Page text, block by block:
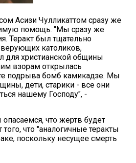
Асизи Чулликаттом сразу же
помощь. "Мы сразу же
Теракт был тщательно
католиков,
для христианской общины
взорам открылась
подрыва бомб камикадзе. Мы
дети, старики - все они
нашему Господу", -
что жертв будет
что "аналогичные теракты
поскольку несущее смерть